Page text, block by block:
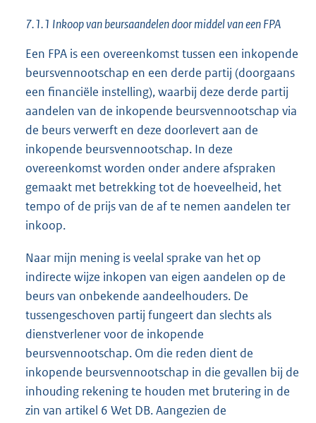
7.1.1 Inkoop van beursaandelen door middel van een FPA
Een FPA is een overeenkomst tussen een inkopende
beursvennootschap en een derde partij (doorgaans
een financiële instelling), waarbij deze derde partij
aandelen van de inkopende beursvennootschap via
de beurs verwerft en deze doorlevert aan de
inkopende beursvennootschap. In deze
overeenkomst worden onder andere afspraken
gemaakt met betrekking tot de hoeveelheid, het
tempo of de prijs van de af te nemen aandelen ter
inkoop.
Naar mijn mening is veelal sprake van het op
indirecte wijze inkopen van eigen aandelen op de
beurs van onbekende aandeelhouders. De
tussengeschoven partij fungeert dan slechts als
dienstverlener voor de inkopende
beursvennootschap. Om die reden dient de
inkopende beursvennootschap in die gevallen bij de
inhouding rekening te houden met brutering in de
zin van artikel 6 Wet DB. Aangezien de